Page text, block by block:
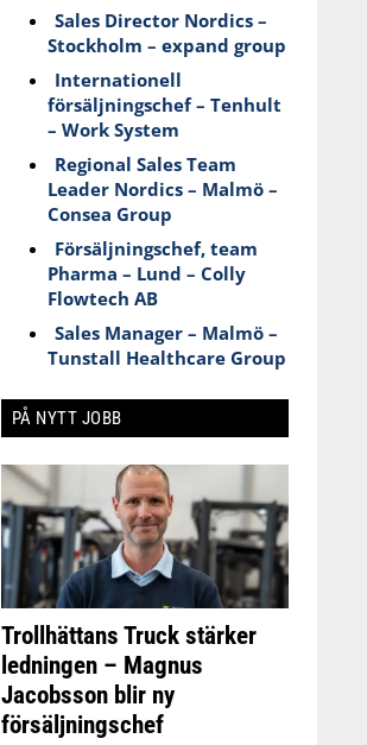
Sales Director Nordics –
Stockholm – expand group
Internationell
försäljningschef – Tenhult
– Work System
Regional Sales Team
Leader Nordics – Malmö –
Consea Group
Försäljningschef, team
Pharma – Lund – Colly
Flowtech AB
Sales Manager – Malmö –
Tunstall Healthcare Group
PÅ NYTT JOBB
Trollhättans Truck stärker
ledningen – Magnus
Jacobsson blir ny
försäljningschef